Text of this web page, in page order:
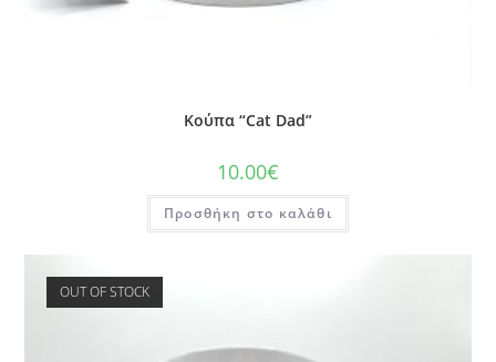
Κούπα “Cat Dad”
10.00€
Προσθήκη στο καλάθι
OUT OF STOCK